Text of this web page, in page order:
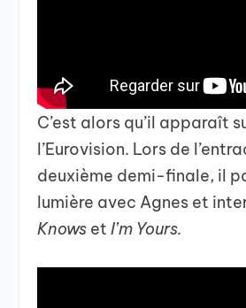
C’est alors qu’il apparaît
l’Eurovision. Lors de
deuxième demi-finale, il
lumière avec Agnes et
Knows etI’m Yours.